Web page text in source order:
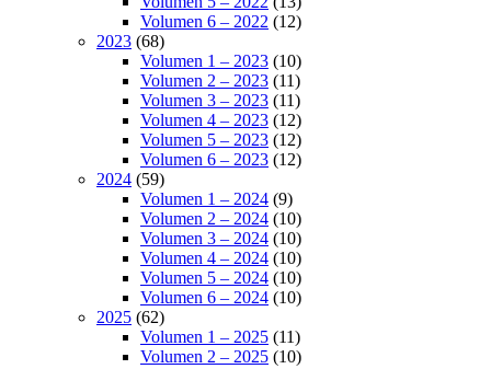
Volumen 6 – 2022 (12)
2023 (68)
Volumen 1 – 2023 (10)
Volumen 2 – 2023 (11)
Volumen 3 – 2023 (11)
Volumen 4 – 2023 (12)
Volumen 5 – 2023 (12)
Volumen 6 – 2023 (12)
2024 (59)
Volumen 1 – 2024 (9)
Volumen 2 – 2024 (10)
Volumen 3 – 2024 (10)
Volumen 4 – 2024 (10)
Volumen 5 – 2024 (10)
Volumen 6 – 2024 (10)
2025 (62)
Volumen 1 – 2025 (11)
Volumen 2 – 2025 (10)